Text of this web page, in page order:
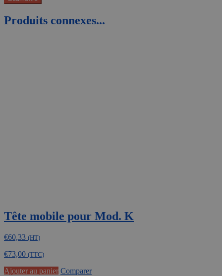
Produits connexes...
Tête mobile pour Mod. K
€60,33 (HT)
€73,00 (TTC)
Ajouter au panier Comparer